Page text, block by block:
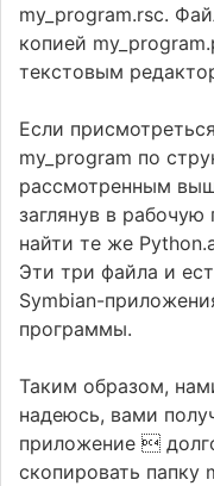
my_program.rsc.
копией
текстовым
Если
my_program по
рассмотренным
заглянув в
найти те же
Эти три файла и
Symbian-
программы.
Таким образом,
надеюсь, вами
приложение 
скопировать папку